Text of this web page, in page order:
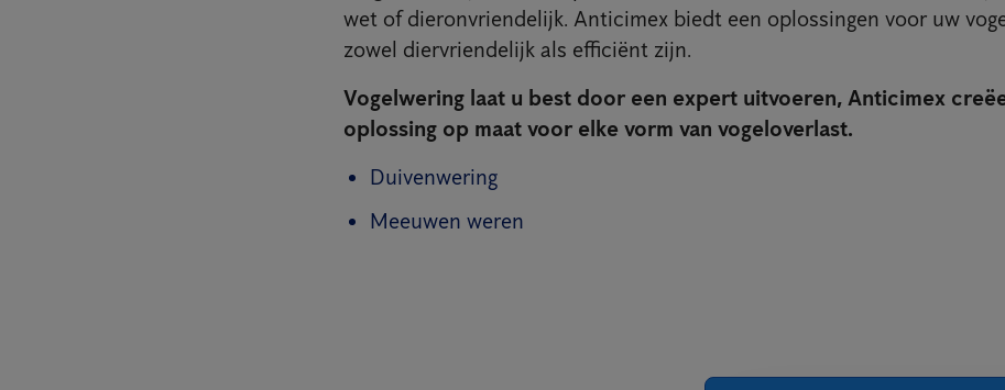
wet of dieronvriendelijk. Anticimex biedt een oplossingen voor uw
zowel diervriendelijk als efficiënt zijn.
Vogelwering laat u best door een expert uitvoeren, Anticimex
oplossing op maat voor elke vorm van vogeloverlast.
Duivenwering
Meeuwen weren